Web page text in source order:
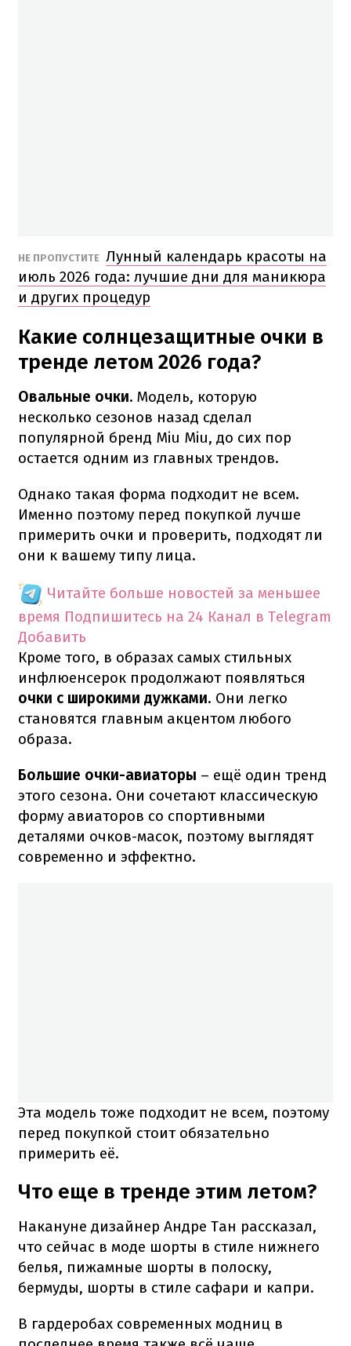
НЕ ПРОПУСТИТЕ Лунный календарь красоты на
июль 2026 года: лучшие дни для маникюра
и других процедур
Какие солнцезащитные очки в
тренде летом 2026 года?
Овальные очки. Модель, которую
несколько сезонов назад сделал
популярной бренд Miu Miu, до сих пор
остается одним из главных трендов.
Однако такая форма подходит не всем.
Именно поэтому перед покупкой лучше
примерить очки и проверить, подходят ли
они к вашему типу лица.
Читайте больше новостей за меньшее
время Подпишитесь на 24 Канал в Telegram
Добавить
Кроме того, в образах самых стильных
инфлюенсерок продолжают появляться
очки с широкими дужками. Они легко
становятся главным акцентом любого
образа.
Большие очки-авиаторы – ещё один тренд
этого сезона. Они сочетают классическую
форму авиаторов со спортивными
деталями очков-масок, поэтому выглядят
современно и эффектно.
Эта модель тоже подходит не всем, поэтому
перед покупкой стоит обязательно
примерить её.
Что еще в тренде этим летом?
Накануне дизайнер Андре Тан рассказал,
что сейчас в моде шорты в стиле нижнего
белья, пижамные шорты в полоску,
бермуды, шорты в стиле сафари и капри.
В гардеробах современных модниц в